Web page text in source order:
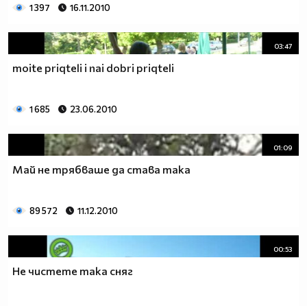
1 397 16.11.2010
03:47
moite priqteli i nai dobri priqteli
1 685 23.06.2010
01:09
Май не трябваше да става така
89 572 11.12.2010
00:53
Не чистете така сняг